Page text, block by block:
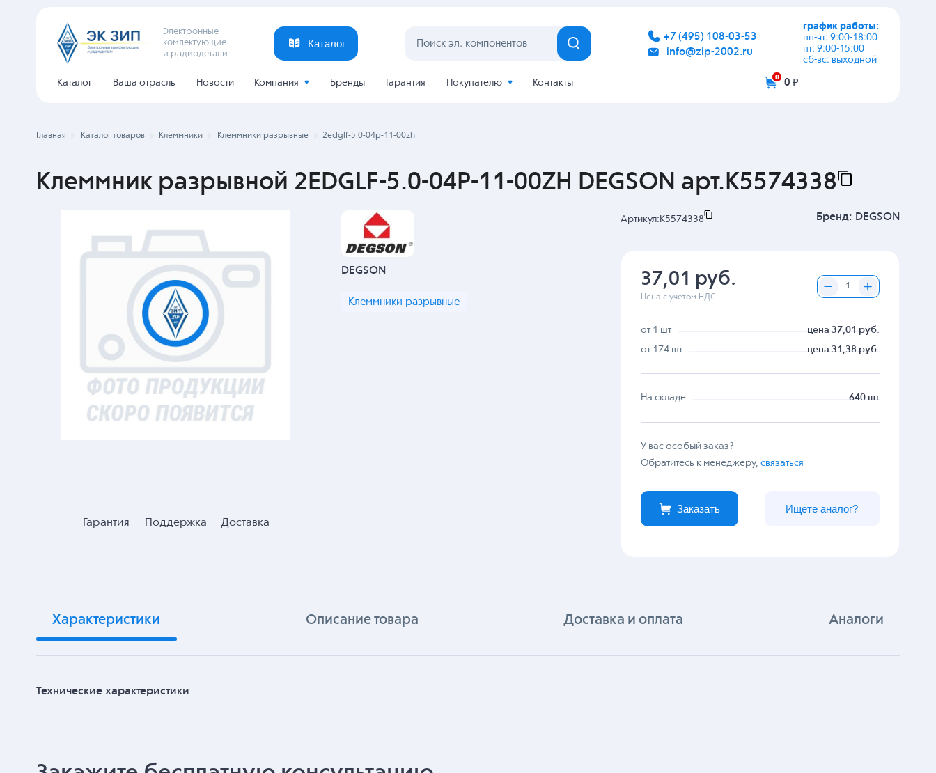
Электронные
комлектующие
и радиодетали
Каталог
+7 (495) 108-03-53
info@zip-2002.ru
график работы:
пн-чт: 9:00-18:00
пт: 9:00-15:00
сб-вс: выходной
Каталог Ваша отрасль Новости Компания Бренды Гарантия Покупателю Контакты
0 0 ₽
Главная Каталог товаров Клеммники Клеммники разрывные 2edglf-5.0-04p-11-00zh
Клеммник разрывной 2EDGLF-5.0-04P-11-00ZH DEGSON арт.K5574338
Гарантия Поддержка Доставка
DEGSON
Клеммники разрывные
Артикул: K5574338 Бренд: DEGSON
37,01 руб.
Цена с учетом НДС
от 1 шт
цена 37,01 руб.
от 174 шт
цена 31,38 руб.
На складе 640 шт
У вас особый заказ?
Обратитесь к менеджеру,связаться
Заказать Ищете аналог?
Характеристики Описание товара Доставка и оплата Аналоги
Технические характеристики